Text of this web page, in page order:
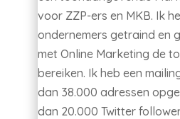
voor ZZP-ers en MKB. Ik
ondernemers getraind en
met Online Marketing de
bereiken. Ik heb een
dan 38.000 adressen
dan 20.000 Twitter